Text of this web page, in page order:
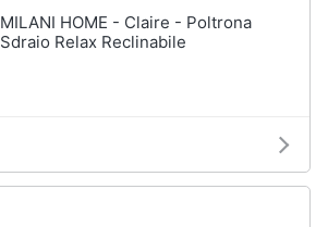
MILANI HOME - Claire - Poltrona
Sdraio Relax Reclinabile